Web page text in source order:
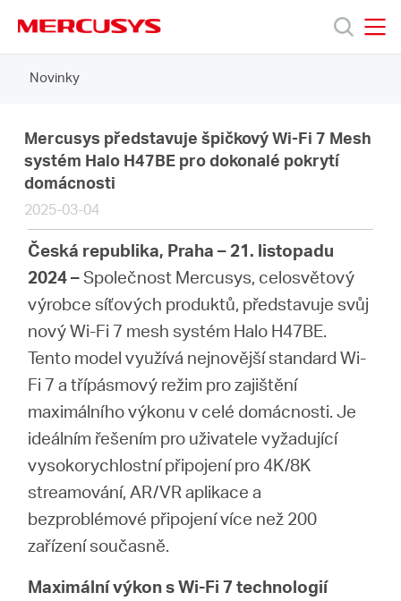
navigation
Produkty
Podpora
Czech
Republic
Czech
Novinky
Mercusys představuje špičkový Wi-Fi 7 Mesh
systém Halo H47BE pro dokonalé pokrytí
domácnosti
2025-03-04
Česká republika, Praha – 21. listopadu
2024 –Společnost Mercusys, celosvětový
výrobce síťových produktů, představuje svůj
nový Wi-Fi 7 mesh systém Halo H47BE.
Tento model využívá nejnovější standard Wi-
Fi 7 a třípásmový režim pro zajištění
maximálního výkonu v celé domácnosti. Je
ideálním řešením pro uživatele vyžadující
vysokorychlostní připojení pro 4K/8K
streamování, AR/VR aplikace a
bezproblémové připojení více než 200
zařízení současně.
Maximální výkon s Wi-Fi 7 technologií